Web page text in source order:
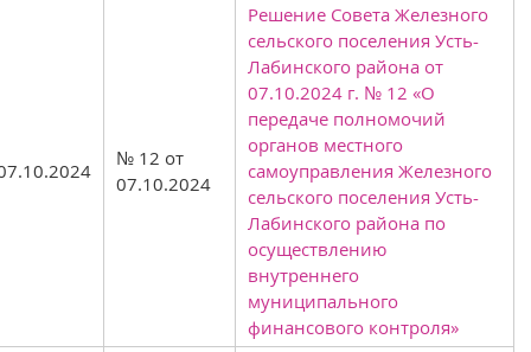
№ 12 от
07.10.2024
Решение Совета Железного
сельского поселения Усть-
Лабинского района от
07.10.2024 г. № 12 «О
передаче полномочий
органов местного
самоуправления Железного
сельского поселения Усть-
Лабинского района по
осуществлению
внутреннего
муниципального
финансового контроля»